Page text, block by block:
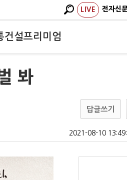
LIVE 전자신
건설프리미엄
봐
답글쓰기
2021-08-10